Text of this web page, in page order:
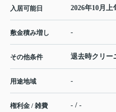
入居可能日 2026年10月上
敷金積み増し -
その他条件 退去時クリー
用途地域 -
権利金 / 雑費 - / -